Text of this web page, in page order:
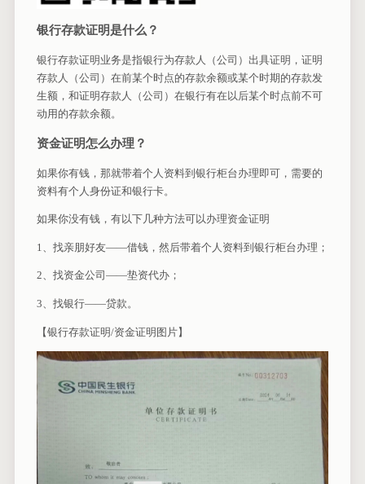
银行存款证明是什么？
银行存款证明业务是指银行为存款人（公司）出具证明，证明
存款人（公司）在前某个时点的存款余额或某个时期的存款发
生额，和证明存款人（公司）在银行有在以后某个时点前不可
动用的存款余额。
资金证明怎么办理？
如果你有钱，那就带着个人资料到银行柜台办理即可，需要的
资料有个人身份证和银行卡。
如果你没有钱，有以下几种方法可以办理资金证明
1、找亲朋好友——借钱，然后带着个人资料到银行柜台办理；
2、找资金公司——垫资代办；
3、找银行——贷款。
【银行存款证明/资金证明图片】